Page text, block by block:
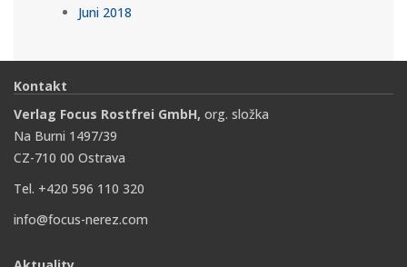
Juni 2018
Kontakt
Verlag Focus Rostfrei GmbH, org. složka
Na Burni 1497/39
CZ-710 00 Ostrava
Tel. +420 596 110 320
info@focus-nerez.com